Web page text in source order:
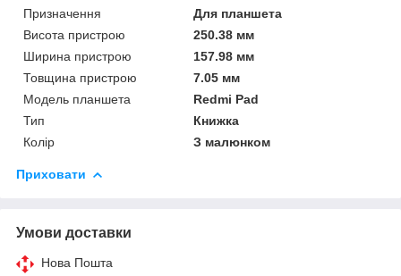
Призначення
Для планшета
Висота пристрою
250.38 мм
Ширина пристрою
157.98 мм
Товщина пристрою
7.05 мм
Модель планшета
Redmi Pad
Тип
Книжка
Колір
З малюнком
Приховати
Умови доставки
Нова Пошта